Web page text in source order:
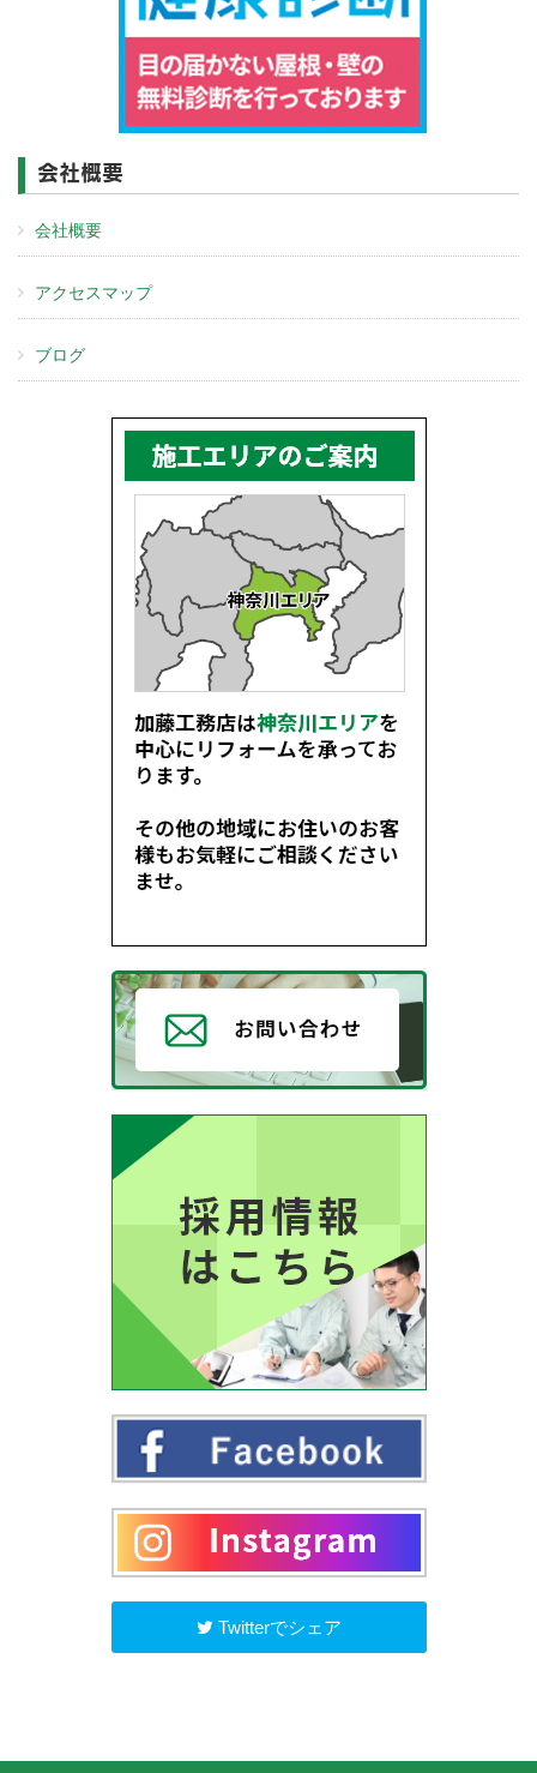
会社概要
会社概要
アクセスマップ
ブログ
Twitterでシェア